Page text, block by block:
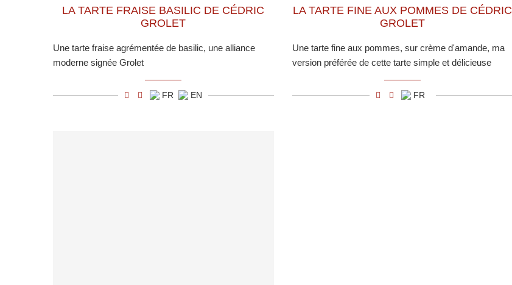
LA TARTE FRAISE BASILIC DE CÉDRIC
GROLET
Une tarte fraise agrémentée de basilic, une alliance
moderne signée Grolet
FR EN
LA TARTE FINE AUX POMMES DE CÉDRIC
GROLET
Une tarte fine aux pommes, sur crème d'amande, ma
version préférée de cette tarte simple et délicieuse
FR